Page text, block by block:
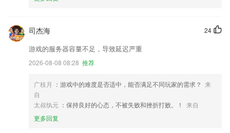
24
司杰海
游戏的服务器容量不足，导致延迟严重
2026-08-08 08:28 推荐
广枝月 ：游戏中的难度是否适中，能否满足不同玩家的需求？ 来
自
太叔纨元 ：保持良好的心态，不被失败和挫折打败。！
来自
更多回复